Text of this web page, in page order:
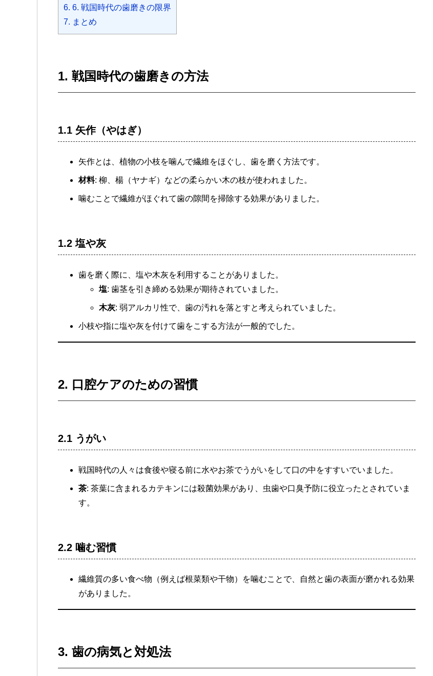
6. 6. 戦国時代の歯磨きの限界
7. まとめ
1. 戦国時代の歯磨きの方法
1.1 矢作（やはぎ）
矢作とは、植物の小枝を噛んで繊維をほぐし、歯を磨く方法です。
材料: 柳、楊（ヤナギ）などの柔らかい木の枝が使われました。
噛むことで繊維がほぐれて歯の隙間を掃除する効果がありました。
1.2 塩や灰
歯を磨く際に、塩や木灰を利用することがありました。
塩: 歯茎を引き締める効果が期待されていました。
木灰: 弱アルカリ性で、歯の汚れを落とすと考えられていました。
小枝や指に塩や灰を付けて歯をこする方法が一般的でした。
2. 口腔ケアのための習慣
2.1 うがい
戦国時代の人々は食後や寝る前に水やお茶でうがいをして口の中をすすいでいました。
茶: 茶葉に含まれるカテキンには殺菌効果があり、虫歯や口臭予防に役立ったとされていま
す。
2.2 噛む習慣
繊維質の多い食べ物（例えば根菜類や干物）を噛むことで、自然と歯の表面が磨かれる効果
がありました。
3. 歯の病気と対処法